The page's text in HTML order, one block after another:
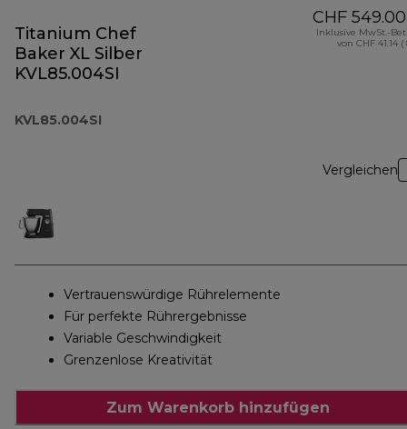
Titanium Chef
Baker XL Silber
KVL85.004SI
KVL85.004SI
CHF 549.00
Inklusive MwSt.-
von CHF 41.14 (
Vergleichen
Vertrauenswürdige Rührelemente
Für perfekte Rührergebnisse
Variable Geschwindigkeit
Grenzenlose Kreativität
Zum Warenkorb hinzufügen